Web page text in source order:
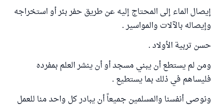
إيصال الماء إلى المحتاج إليه عن طريق حفر بئر أو استخراجه
وإيصاله بالآلات والمواسير .
حسن تربية الأولاد .
ومن لم يستطع أن يبني مسجد أو أن ينشر العلم بمفرده
فليساهم في ذلك بما يستطيع .
ونوصي أنفسنا والمسلمين جميعاً أن يبادر كل واحد منا للعمل